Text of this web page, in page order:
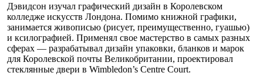
Дэвидсон изучал графический дизайн в Королевском
колледже искусств Лондона. Помимо книжной графики,
занимается живописью (рисует, преимущественно, гуашью)
и ксилографией. Применял свое мастерство в самых разных
сферах — разрабатывал дизайн упаковки, бланков и марок
для Королевской почты Великобритании, проектировал
стеклянные двери в Wimbledon’s Centre Court.